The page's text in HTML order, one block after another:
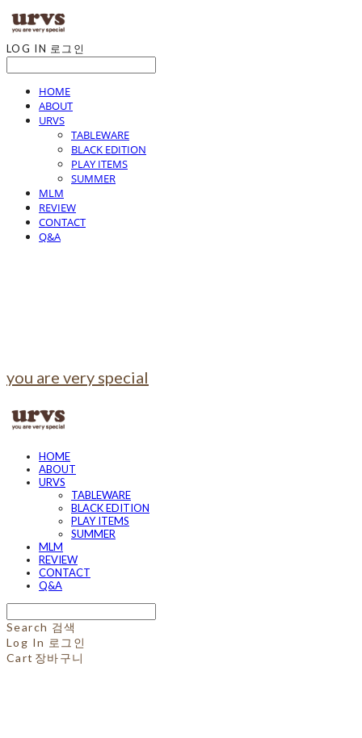
LOG IN 로그인
HOME
ABOUT
URVS
TABLEWARE
BLACK EDITION
PLAY ITEMS
SUMMER
MLM
REVIEW
CONTACT
Q&A
you are very special
HOME
ABOUT
URVS
TABLEWARE
BLACK EDITION
PLAY ITEMS
SUMMER
MLM
REVIEW
CONTACT
Q&A
Search 검색
Log In 로그인
Cart 장바구니